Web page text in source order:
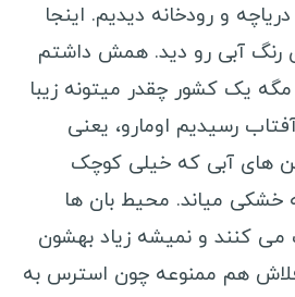
و رودخانه دیدیم. اینجا
رنگ آبی رو دید. همش داشتم
یک کشور چقدر میتونه زیبا
رسیدیم اومارو، یعنی
های آبی که خیلی کوچک
خشکی میاند. محیط بان ها
کنند و نمیشه زیاد بهشون
هم ممنوعه چون استرس به